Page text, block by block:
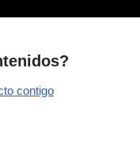
contigo